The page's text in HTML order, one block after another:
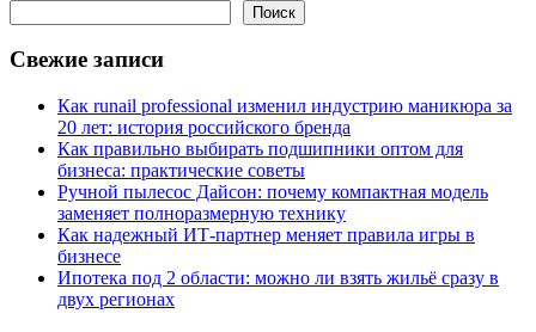
Поиск
Свежие записи
Как runail professional изменил индустрию маникюра за
20 лет: история российского бренда
Как правильно выбирать подшипники оптом для
бизнеса: практические советы
Ручной пылесос Дайсон: почему компактная модель
заменяет полноразмерную технику
Как надежный ИТ-партнер меняет правила игры в
бизнесе
Ипотека под 2 области: можно ли взять жильё сразу в
двух регионах